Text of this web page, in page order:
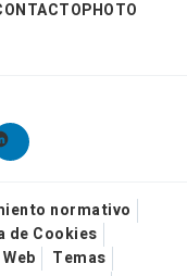
normativo
de Cookies
Temas